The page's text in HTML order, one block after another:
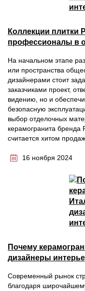
Коллекции плитки
профессионалы в
На начальном этапе
или пространства
дизайнерами стоит
заказчиками проект,
видению, но и
безопасную
выбор отделочных
керамогранита бренда
считается хитом
16 ноября 2024
Почему
дизайнеры
Современный рынок
благодаря